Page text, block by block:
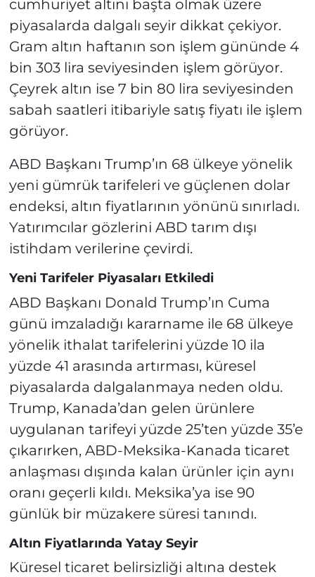
cumhuriyet altını başta olmak üzere
piyasalarda dalgalı seyir dikkat çekiyor.
Gram altın haftanın son işlem gününde 4
bin 303 lira seviyesinden işlem görüyor.
Çeyrek altın ise 7 bin 80 lira seviyesinden
sabah saatleri itibariyle satış fiyatı ile işlem
görüyor.
ABD Başkanı Trump’ın 68 ülkeye yönelik
yeni gümrük tarifeleri ve güçlenen dolar
endeksi, altın fiyatlarının yönünü sınırladı.
Yatırımcılar gözlerini ABD tarım dışı
istihdam verilerine çevirdi.
Yeni Tarifeler Piyasaları Etkiledi
ABD Başkanı Donald Trump’ın Cuma
günü imzaladığı kararname ile 68 ülkeye
yönelik ithalat tarifelerini yüzde 10 ila
yüzde 41 arasında artırması, küresel
piyasalarda dalgalanmaya neden oldu.
Trump, Kanada’dan gelen ürünlere
uygulanan tarifeyi yüzde 25’ten yüzde 35’e
çıkarırken, ABD-Meksika-Kanada ticaret
anlaşması dışında kalan ürünler için aynı
oranı geçerli kıldı. Meksika’ya ise 90
günlük bir müzakere süresi tanındı.
Altın Fiyatlarında Yatay Seyir
Küresel ticaret belirsizliği altına destek